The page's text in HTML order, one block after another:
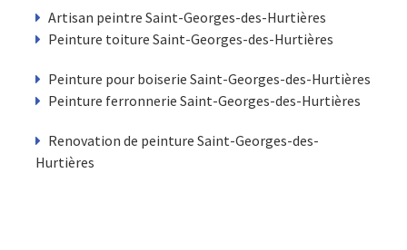
Artisan peintre Saint-Georges-des-Hurtières
Peinture toiture Saint-Georges-des-Hurtières
Peinture pour boiserie Saint-Georges-des-Hurtières
Peinture ferronnerie Saint-Georges-des-Hurtières
Renovation de peinture Saint-Georges-des-
Hurtières